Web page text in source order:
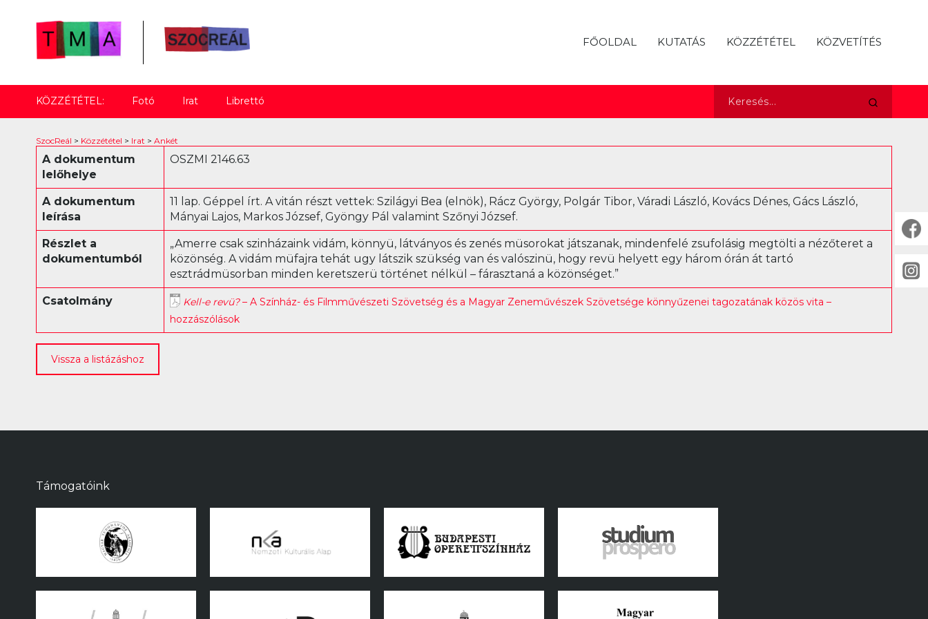
FŐOLDAL KUTATÁS KÖZZÉTÉTEL KÖZVETÍTÉS
KÖZZÉTÉTEL: Fotó Irat Librettó
SzocReál > Közzététel > Irat > Ankét
A dokumentum
lelőhelye
OSZMI 2146.63
A dokumentum
leírása
11 lap. Géppel írt. A vitán részt vettek: Szilágyi Bea (elnök), Rácz György, Polgár Tibor, Váradi László, Kovács Dénes, Gács László,
Mányai Lajos, Markos József, Gyöngy Pál valamint Szőnyi József.
Részlet a
dokumentumból
„Amerre csak szinházaink vidám, könnyü, látványos és zenés müsorokat játszanak, mindenfelé zsufolásig megtölti a nézőteret a
közönség. A vidám müfajra tehát ugy látszik szükség van és valószinü, hogy revü helyett egy három órán át tartó
esztrádmüsorban minden keretszerü történet nélkül – fárasztaná a közönséget.”
Csatolmány Kell-e revü?– A Színház- és Filmművészeti Szövetség és a Magyar Zeneművészek Szövetsége könnyűzenei tagozatának közös vita –
hozzászólások
Vissza a listázáshoz
Támogatóink